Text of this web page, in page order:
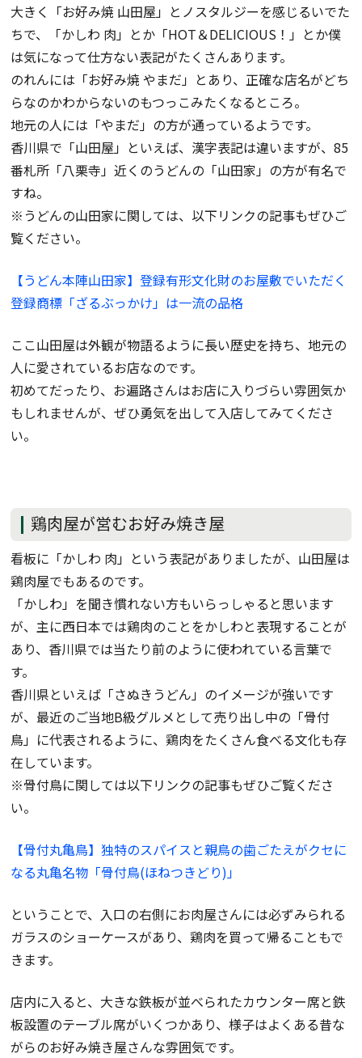
大きく「お好み焼 山田屋」とノスタルジーを感じるいでた
ちで、「かしわ 肉」とか「HOT＆DELICIOUS！」とか僕
は気になって仕方ない表記がたくさんあります。
のれんには「お好み焼 やまだ」とあり、正確な店名がどち
らなのかわからないのもつっこみたくなるところ。
地元の人には「やまだ」の方が通っているようです。
香川県で「山田屋」といえば、漢字表記は違いますが、85
番札所「八栗寺」近くのうどんの「山田家」の方が有名で
すね。
※うどんの山田家に関しては、以下リンクの記事もぜひご
覧ください。
【うどん本陣山田家】登録有形文化財のお屋敷でいただく
登録商標「ざるぶっかけ」は一流の品格
ここ山田屋は外観が物語るように長い歴史を持ち、地元の
人に愛されているお店なのです。
初めてだったり、お遍路さんはお店に入りづらい雰囲気か
もしれませんが、ぜひ勇気を出して入店してみてくださ
い。
鶏肉屋が営むお好み焼き屋
看板に「かしわ 肉」という表記がありましたが、山田屋は
鶏肉屋でもあるのです。
「かしわ」を聞き慣れない方もいらっしゃると思います
が、主に西日本では鶏肉のことをかしわと表現することが
あり、香川県では当たり前のように使われている言葉で
す。
香川県といえば「さぬきうどん」のイメージが強いです
が、最近のご当地B級グルメとして売り出し中の「骨付
鳥」に代表されるように、鶏肉をたくさん食べる文化も存
在しています。
※骨付鳥に関しては以下リンクの記事もぜひご覧くださ
い。
【骨付丸亀鳥】独特のスパイスと親鳥の歯ごたえがクセに
なる丸亀名物「骨付鳥(ほねつきどり)」
ということで、入口の右側にお肉屋さんには必ずみられる
ガラスのショーケースがあり、鶏肉を買って帰ることもで
きます。
店内に入ると、大きな鉄板が並べられたカウンター席と鉄
板設置のテーブル席がいくつかあり、様子はよくある昔な
がらのお好み焼き屋さんな雰囲気です。